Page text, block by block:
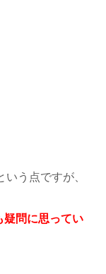
う点ですが、
疑問に思ってい